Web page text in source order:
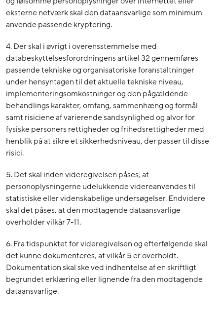
eksterne netværk skal den dataansvarlige som minimum
anvende passende kryptering.
4. Der skal i øvrigt i overensstemmelse med
databeskyttelsesforordningens artikel 32 gennemføres
passende tekniske og organisatoriske foranstaltninger
under hensyntagen til det aktuelle tekniske niveau,
implementeringsomkostninger og den pågældende
behandlings karakter, omfang, sammenhæng og formål
samt risiciene af varierende sandsynlighed og alvor for
fysiske personers rettigheder og frihedsrettigheder med
henblik på at sikre et sikkerhedsniveau, der passer til disse
risici.
5. Det skal inden videregivelsen påses, at
personoplysningerne udelukkende videreanvendes til
statistiske eller videnskabelige undersøgelser. Endvidere
skal det påses, at den modtagende dataansvarlige
overholder vilkår 7-11.
6. Fra tidspunktet for videregivelsen og efterfølgende skal
det kunne dokumenteres, at vilkår 5 er overholdt.
Dokumentation skal ske ved indhentelse af en skriftligt
begrundet erklæring eller lignende fra den modtagende
dataansvarlige.